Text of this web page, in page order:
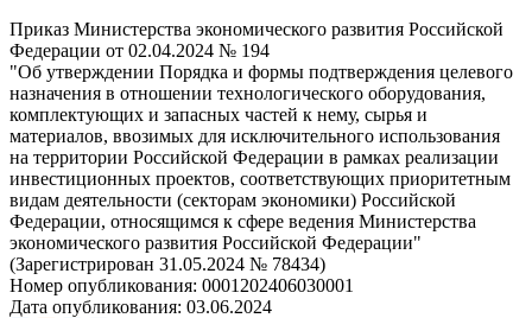
Приказ Министерства экономического развития Российской
Федерации от 02.04.2024 № 194
"Об утверждении Порядка и формы подтверждения целевого
назначения в отношении технологического оборудования,
комплектующих и запасных частей к нему, сырья и
материалов, ввозимых для исключительного использования
на территории Российской Федерации в рамках реализации
инвестиционных проектов, соответствующих приоритетным
видам деятельности (секторам экономики) Российской
Федерации, относящимся к сфере ведения Министерства
экономического развития Российской Федерации"
(Зарегистрирован 31.05.2024 № 78434)
Номер опубликования: 0001202406030001
Дата опубликования: 03.06.2024